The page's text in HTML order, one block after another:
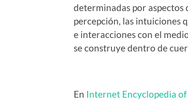
determinadas por aspectos
percepción, las intuiciones
e interacciones con el
se construye dentro de
En Internet Encyclopedia